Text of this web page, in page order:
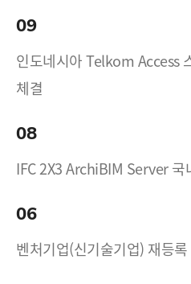
09
인도네시아 Telkom Access
체결
08
IFC 2X3 ArchiBIM Server 국
06
벤처기업(신기술기업) 재등